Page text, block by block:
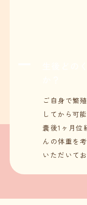
ご自身で繁
してから可
囊後1ヶ月位
んの体重を
いただいてお